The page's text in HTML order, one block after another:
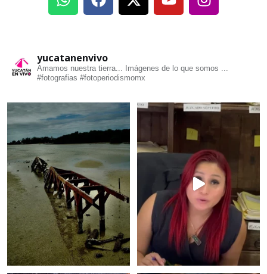
yucatanenvivo
Amamos nuestra tierra... Imágenes de lo que somos ...
#fotografias #fotoperiodismomx